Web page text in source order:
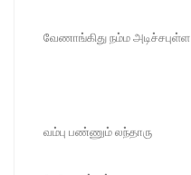
வேணாங்கிது நம்ம அடிச்சபுள்ள
வம்பு பண்ணும் லந்தாரு